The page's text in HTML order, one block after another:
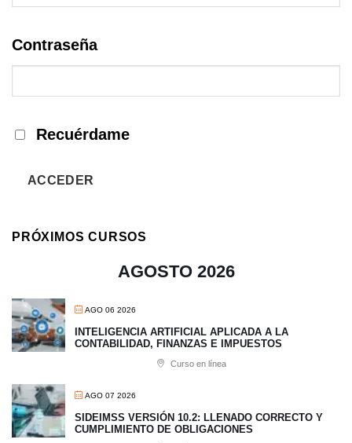
Contraseña
Recuérdame
ACCEDER
PRÓXIMOS CURSOS
AGOSTO 2026
AGO 06 2026
INTELIGENCIA ARTIFICIAL APLICADA A LA
CONTABILIDAD, FINANZAS E IMPUESTOS
Curso en línea
AGO 07 2026
SIDEIMSS VERSIÓN 10.2: LLENADO CORRECTO Y
CUMPLIMIENTO DE OBLIGACIONES